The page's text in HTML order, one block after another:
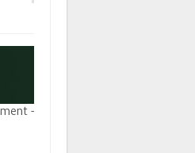
- Advertisement -